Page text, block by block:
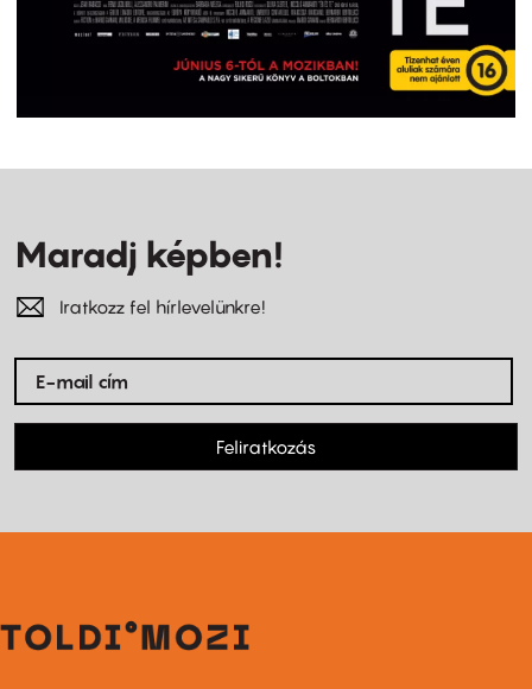
Maradj képben!
Iratkozz fel hírlevelünkre!
Feliratkozás